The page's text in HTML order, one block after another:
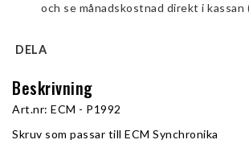
och se månadskostnad direkt i
DELA
Beskrivning
Art.nr: ECM - P1992
Skruv som passar till ECM Synchronika